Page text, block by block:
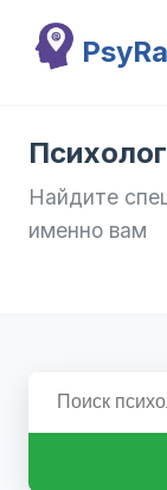
Найдите
именно вам